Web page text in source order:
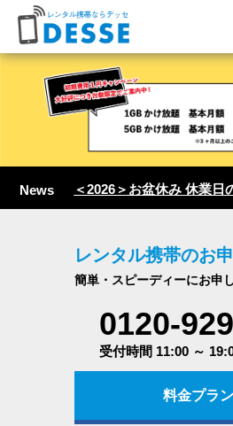
News ＜2026＞お盆休み 休業日
レンタル携帯のお
簡単・スピーディーにお申
0120-
受付時間 11:00 ～
料金プラン